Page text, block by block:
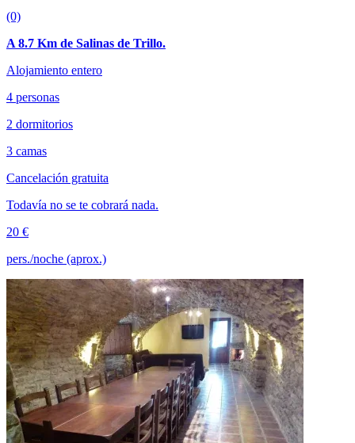
(0)
A 8.7 Km de Salinas de Trillo.
Alojamiento entero
4 personas
2 dormitorios
3 camas
Cancelación gratuita
Todavía no se te cobrará nada.
20 €
pers./noche (aprox.)